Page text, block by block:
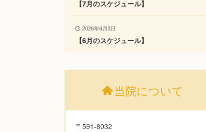
【7月のスケジュール】
2026年6月3日
【6月のスケジュール】
当院について
〒591-8032